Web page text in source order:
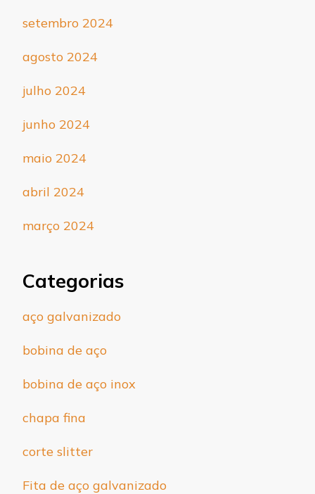
setembro 2024
agosto 2024
julho 2024
junho 2024
maio 2024
abril 2024
março 2024
Categorias
aço galvanizado
bobina de aço
bobina de aço inox
chapa fina
corte slitter
Fita de aço galvanizado